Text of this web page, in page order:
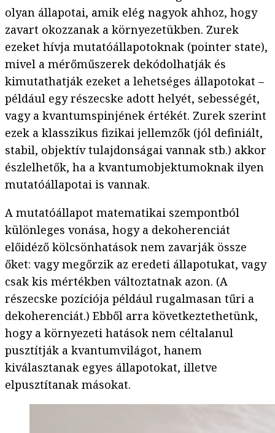
olyan állapotai, amik elég nagyok ahhoz, hogy
zavart okozzanak a környezetükben. Zurek
ezeket hívja mutatóállapotoknak (pointer state),
mivel a mérőműszerek dekódolhatják és
kimutathatják ezeket a lehetséges állapotokat –
például egy részecske adott helyét, sebességét,
vagy a kvantumspinjének értékét. Zurek szerint
ezek a klasszikus fizikai jellemzők (jól definiált,
stabil, objektív tulajdonságai vannak stb.) akkor
észlelhetők, ha a kvantumobjektumoknak ilyen
mutatóállapotai is vannak.
A mutatóállapot matematikai szempontból
különleges vonása, hogy a dekoherenciát
előidéző kölcsönhatások nem zavarják össze
őket: vagy megőrzik az eredeti állapotukat, vagy
csak kis mértékben változtatnak azon. (A
részecske pozíciója például rugalmasan tűri a
dekoherenciát.) Ebből arra következtethetünk,
hogy a környezeti hatások nem céltalanul
pusztítják a kvantumvilágot, hanem
kiválasztanak egyes állapotokat, illetve
elpusztítanak másokat.